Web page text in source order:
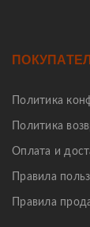
Политика
Политика
Оплата и
Правила
Правила